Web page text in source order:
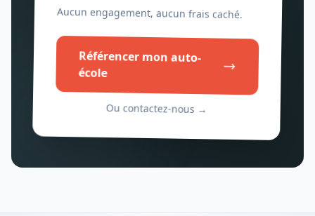
Aucun engagement, aucun frais caché.
Référencer mon auto-
école
Ou contactez-nous →